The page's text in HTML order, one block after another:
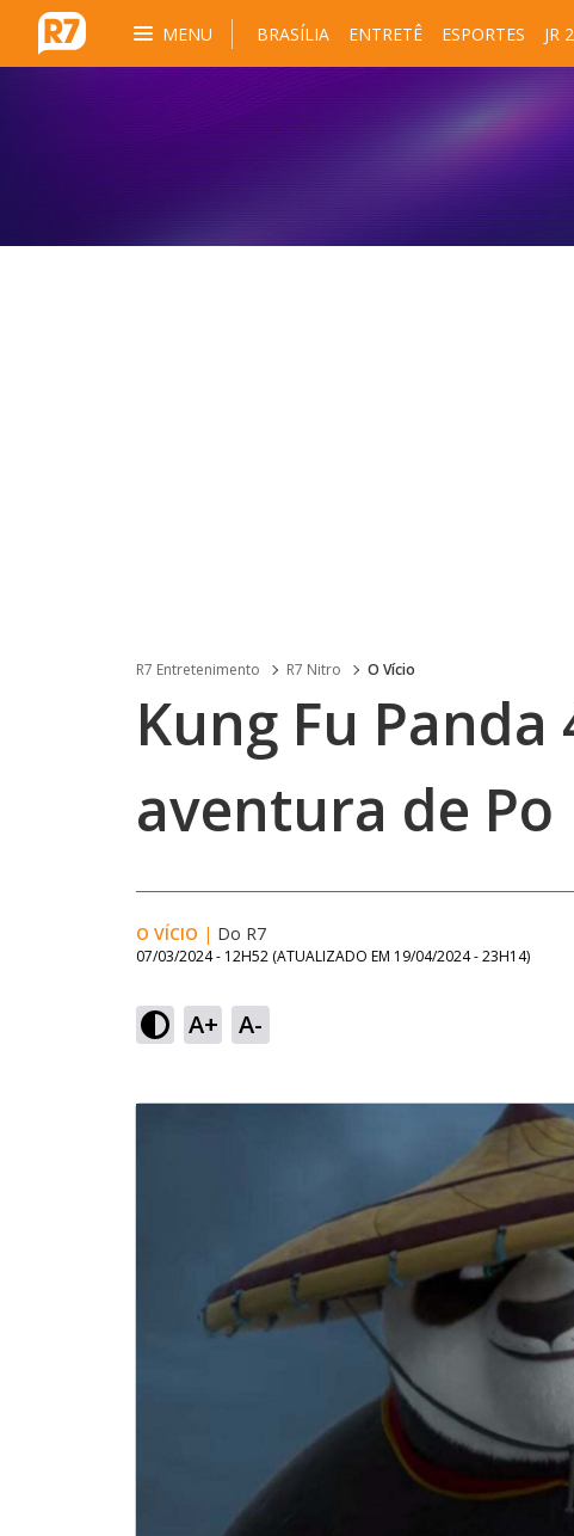
MENU BRASÍLIA ENTRETÊ ESPORTES JR
R7 Entretenimento R7 Nitro O Vício
Kung Fu Panda
aventura de Po
O VÍCIO | Do R7
07/03/2024 - 12H52 (ATUALIZADO EM 19/04/2024 - 23H14)
A+ A-